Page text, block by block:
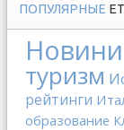
ПОПУЛЯРНЫЕ
Новини
туризм
рейтинги
образование